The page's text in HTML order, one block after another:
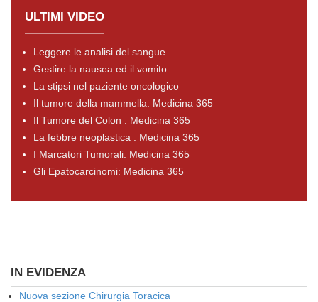
ULTIMI VIDEO
Leggere le analisi del sangue
Gestire la nausea ed il vomito
La stipsi nel paziente oncologico
Il tumore della mammella: Medicina 365
Il Tumore del Colon : Medicina 365
La febbre neoplastica : Medicina 365
I Marcatori Tumorali: Medicina 365
Gli Epatocarcinomi: Medicina 365
IN EVIDENZA
Nuova sezione Chirurgia Toracica